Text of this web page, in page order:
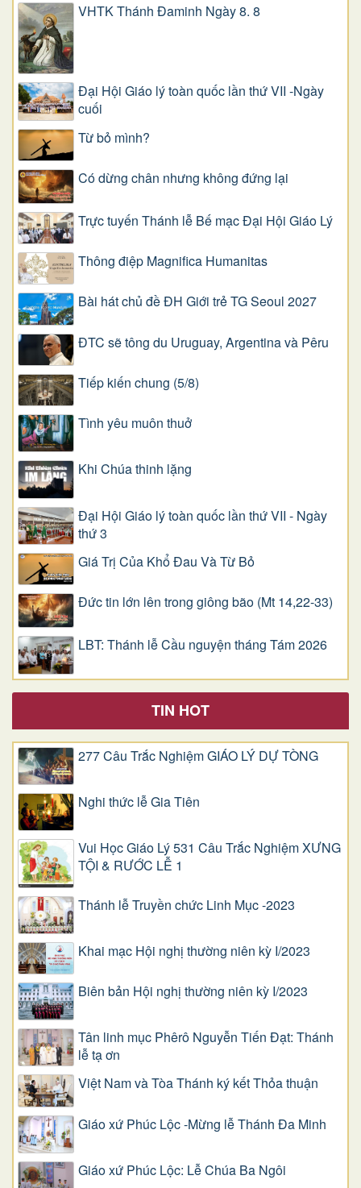
VHTK Thánh Đaminh Ngày 8. 8
Đại Hội Giáo lý toàn quốc lần thứ VII -Ngày
cuối
Từ bỏ mình?
Có dừng chân nhưng không đứng lại
Trực tuyến Thánh lễ Bế mạc Đại Hội Giáo Lý
Thông điệp Magnifica Humanitas
Bài hát chủ đề ĐH Giới trẻ TG Seoul 2027
ĐTC sẽ tông du Uruguay, Argentina và Pêru
Tiếp kiến chung (5/8)
Tình yêu muôn thuở
Khi Chúa thinh lặng
Đại Hội Giáo lý toàn quốc lần thứ VII - Ngày
thứ 3
Giá Trị Của Khổ Ðau Và Từ Bỏ
Đức tin lớn lên trong giông bão (Mt 14,22-33)
LBT: Thánh lễ Cầu nguyện tháng Tám 2026
TIN HOT
277 Câu Trắc Nghiệm GIÁO LÝ DỰ TÒNG
Nghi thức lễ Gia Tiên
Vui Học Giáo Lý 531 Câu Trắc Nghiệm XƯNG
TỘI & RƯỚC LỄ 1
Thánh lễ Truyền chức Linh Mục -2023
Khai mạc Hội nghị thường niên kỳ I/2023
Biên bản Hội nghị thường niên kỳ I/2023
Tân linh mục Phêrô Nguyễn Tiến Đạt: Thánh
lễ tạ ơn
Việt Nam và Tòa Thánh ký kết Thỏa thuận
Giáo xứ Phúc Lộc -Mừng lễ Thánh Đa Minh
Giáo xứ Phúc Lộc: Lễ Chúa Ba Ngôi